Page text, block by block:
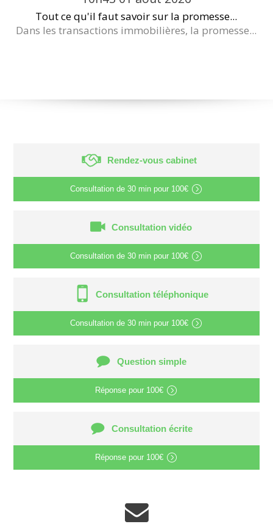
Tout ce qu'il faut savoir sur la promesse...
Dans les transactions immobilières, la promesse...
Rendez-vous cabinet
Consultation de 30 min pour 100€
Consultation vidéo
Consultation de 30 min pour 100€
Consultation téléphonique
Consultation de 30 min pour 100€
Question simple
Réponse pour 100€
Consultation écrite
Réponse pour 100€